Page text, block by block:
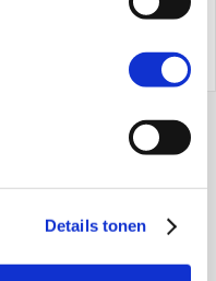
Details tonen